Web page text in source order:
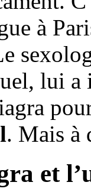
à
lui
. Mais à
et